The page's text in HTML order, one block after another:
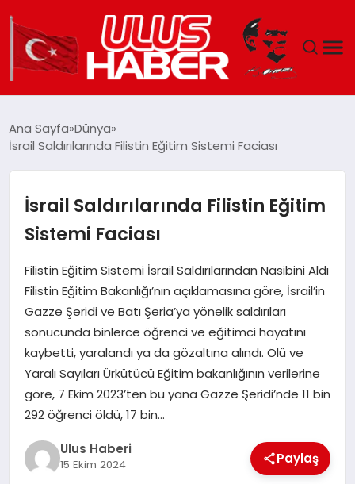
EKONOMI
SIYASET
TEKNOLOJI
MAGAZIN
SPOR
YAŞAM
Ana Sayfa Dünya
İsrail Saldırılarında Filistin Eğitim Sistemi Faciası
İsrail Saldırılarında Filistin Eğitim
Sistemi Faciası
Filistin Eğitim Sistemi İsrail Saldırılarından Nasibini Aldı
Filistin Eğitim Bakanlığı’nın açıklamasına göre, İsrail’in
Gazze Şeridi ve Batı Şeria’ya yönelik saldırıları
sonucunda binlerce öğrenci ve eğitimci hayatını
kaybetti, yaralandı ya da gözaltına alındı. Ölü ve
Yaralı Sayıları Ürkütücü Eğitim bakanlığının verilerine
göre, 7 Ekim 2023’ten bu yana Gazze Şeridi’nde 11 bin
292 öğrenci öldü, 17 bin…
Ulus Haberi
15 Ekim 2024 Paylaş